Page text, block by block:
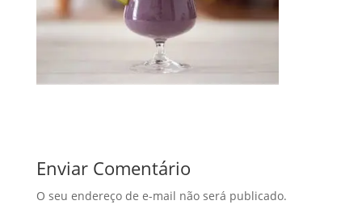
Enviar Comentário
O seu endereço de e-mail não será publicado.